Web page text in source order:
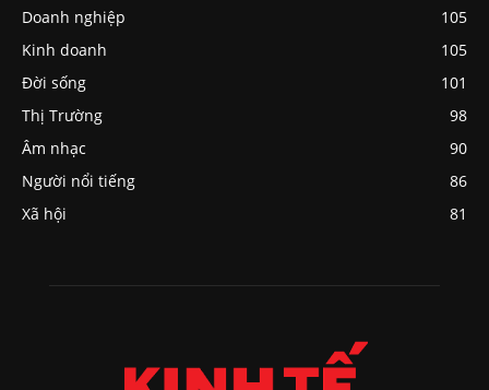
Doanh nghiệp
105
Kinh doanh
105
Đời sống
101
Thị Trường
98
Âm nhạc
90
Người nổi tiếng
86
Xã hội
81